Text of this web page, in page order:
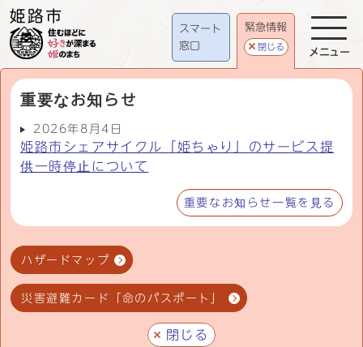
スマート
窓口
緊急情報
閉じる
重要なお知らせ
2026年8月4日
姫路市シェアサイクル「姫ちゃり」のサービス提
供一時停止について
重要なお知らせ一覧を見る
ハザードマップ
災害避難カード「命のパスポート」
閉じる
メニュー